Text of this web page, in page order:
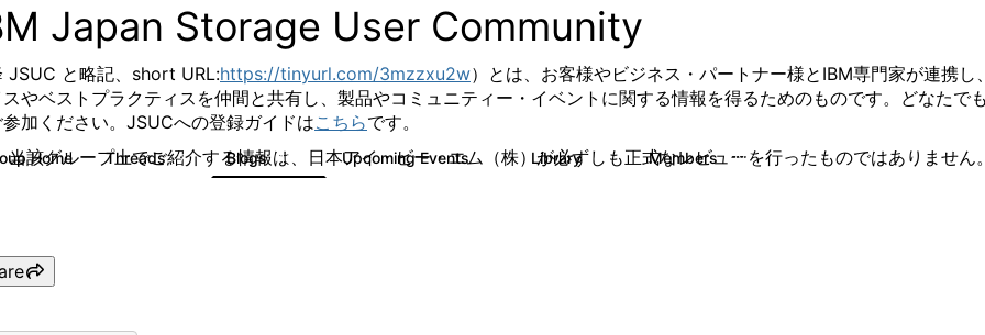
Japan Storage User Community
JSUC と略記、 short URL:https://tinyurl.com/3mzzxu2w）とは、お客様やビジネス・パートナー様とIBM専門家が連携
やベストプラクティスを仲間と共有し、製品やコミュニティー・イベントに関する情報を得るためのものです。 どなたで
加ください。 JSUCへの登録ガイドはこちらです。
当該グループ上でご紹介する情報は、日本アイ・ビー・エム（株）が必ずしも正式なレビューを行ったものではありません
Home Threads 7 Blogs 185 Upcoming Events 0 Library 61 Members 287